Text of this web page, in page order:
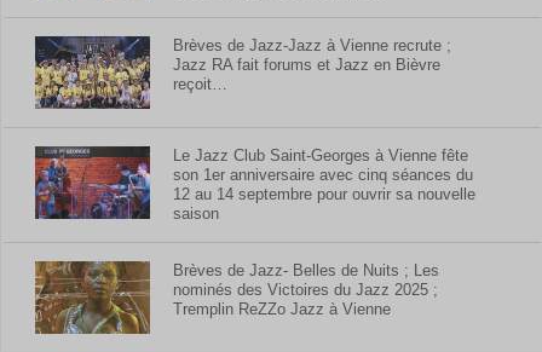
Brèves de Jazz-Jazz à Vienne recrute ;
Jazz RA fait forums et Jazz en Bièvre
reçoit…
Le Jazz Club Saint-Georges à Vienne fête
son 1er anniversaire avec cinq séances du
12 au 14 septembre pour ouvrir sa nouvelle
saison
Brèves de Jazz- Belles de Nuits ; Les
nominés des Victoires du Jazz 2025 ;
Tremplin ReZZo Jazz à Vienne